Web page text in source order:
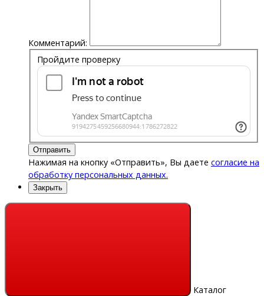
Комментарий:
Пройдите проверку
Отправить
Нажимая на кнопку «Отправить», Вы даете согласие на
обработку персональных данных.
Закрыть
Каталог